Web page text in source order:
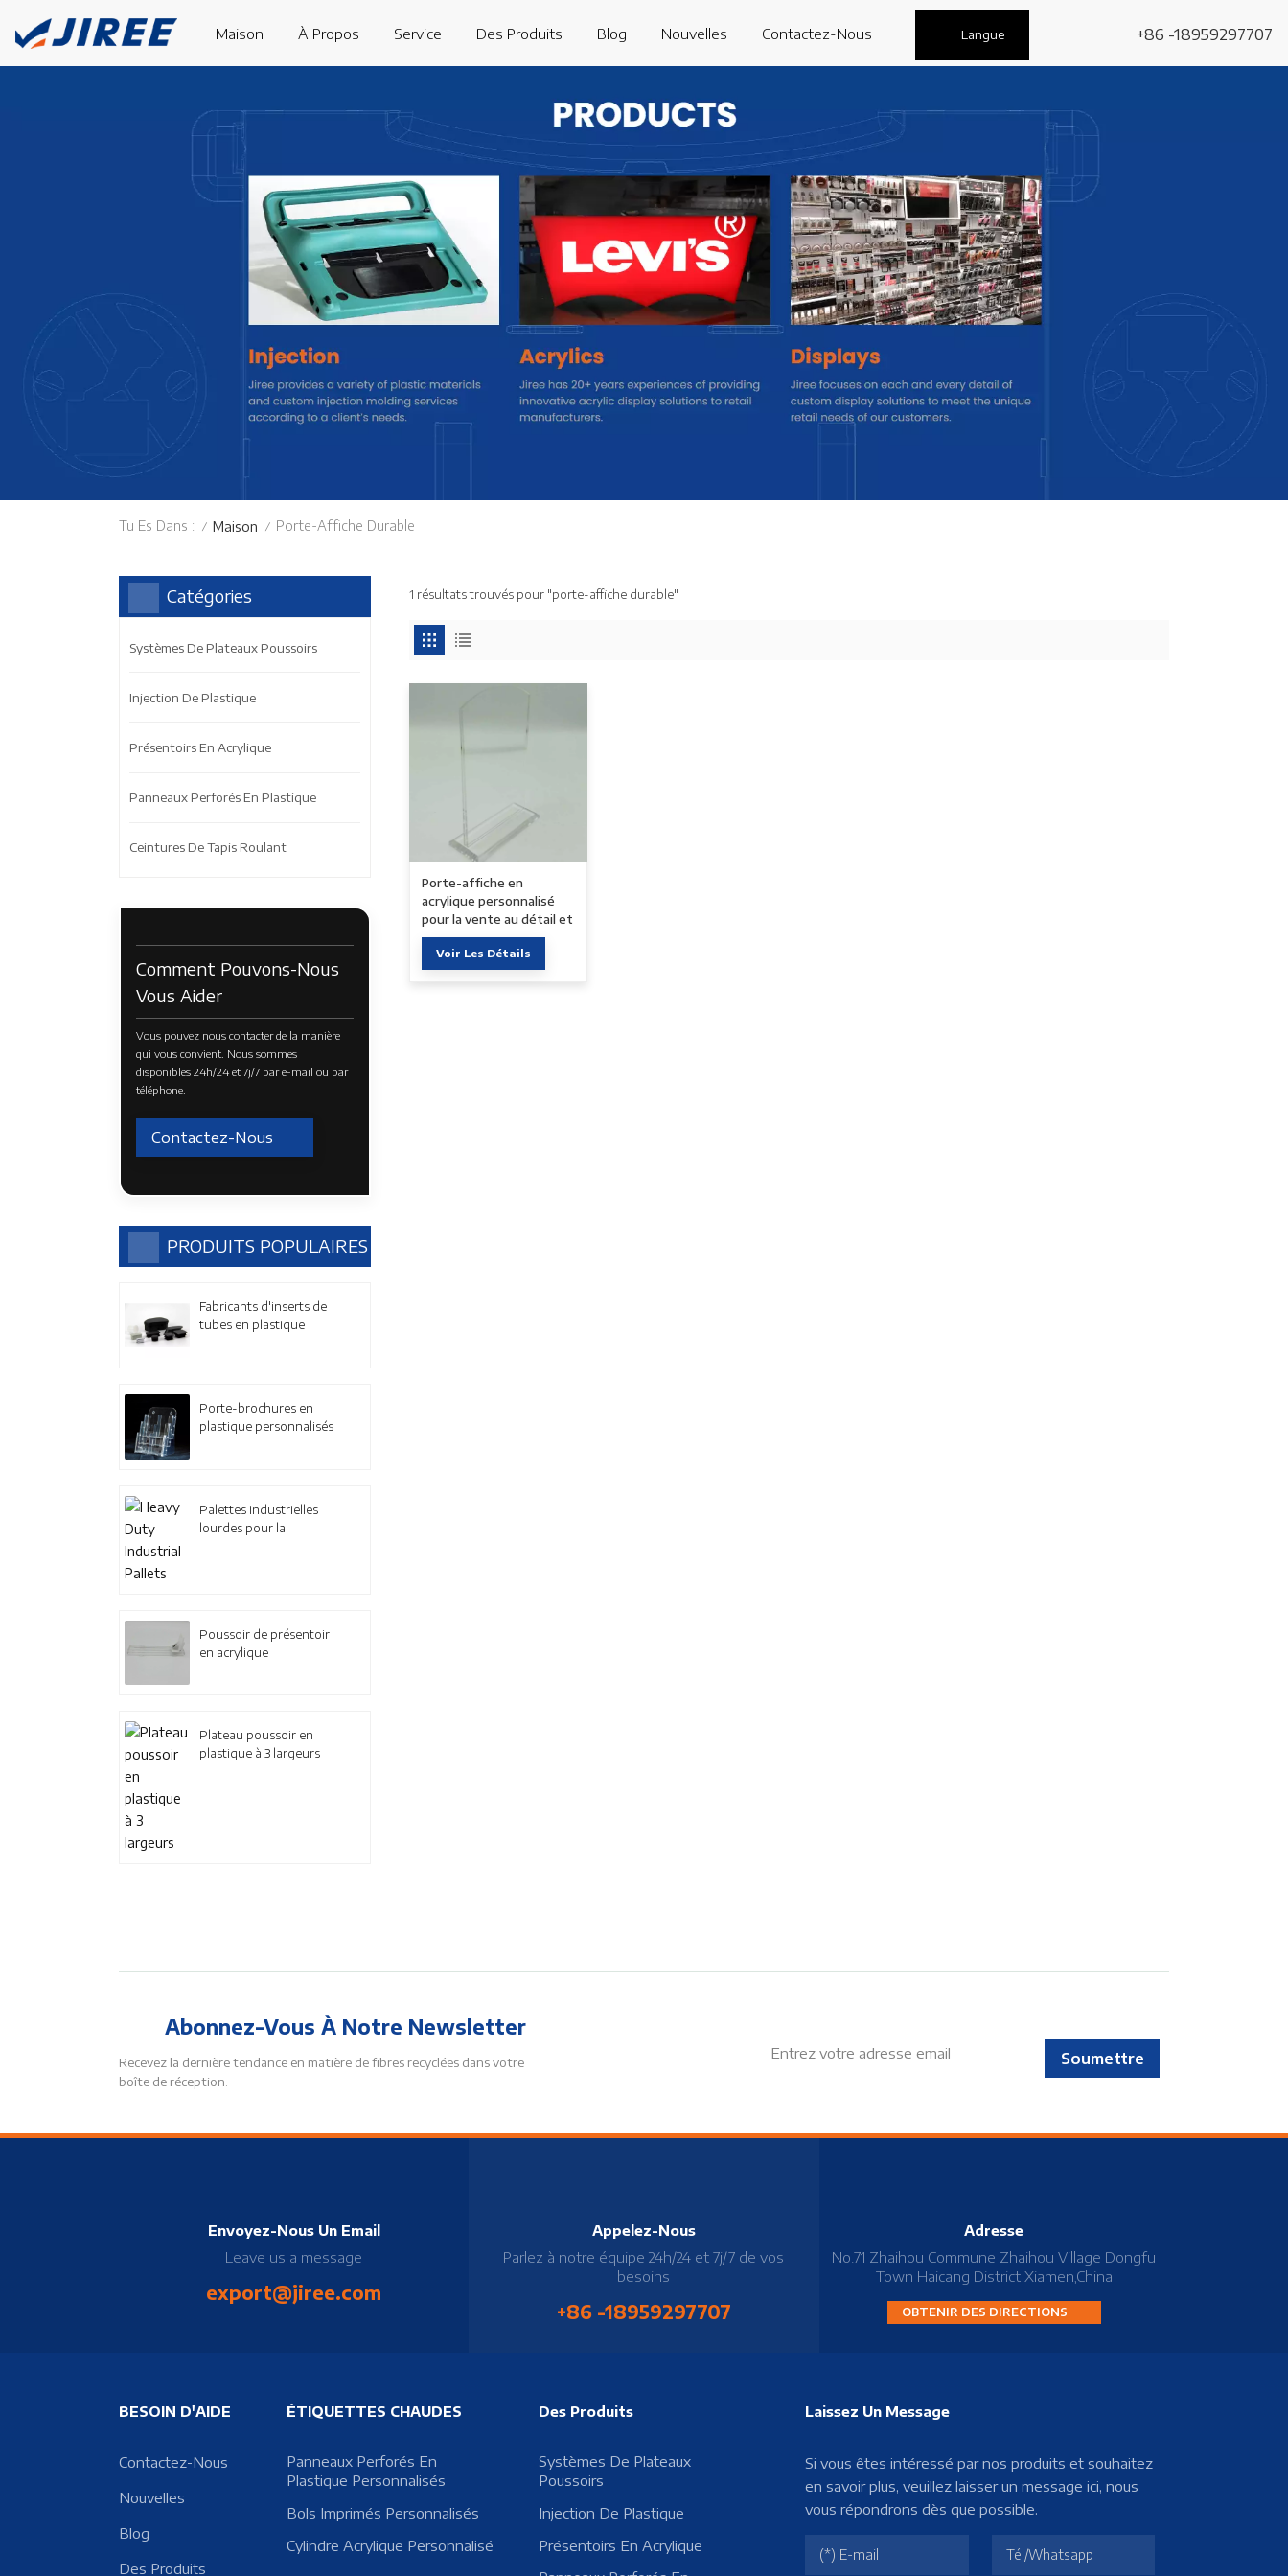
+86 -18959297707
Langue
Maison À Propos Service Des Produits Blog Nouvelles Contactez-Nous
Tu Es Dans : / Maison / Porte-Affiche Durable
1 résultats trouvés pour "porte-affiche durable"
Porte-affiche en
acrylique personnalisé
pour la vente au détail et
les entreprises
Voir Les Détails
Catégories
Systèmes De Plateaux Poussoirs
Injection De Plastique
Présentoirs En Acrylique
Panneaux Perforés En Plastique
Ceintures De Tapis Roulant
Comment Pouvons-Nous
Vous Aider
Vous pouvez nous contacter de la manière
qui vous convient. Nous sommes
disponibles 24h/24 et 7j/7 par e-mail ou par
téléphone.
Contactez-Nous
PRODUITS POPULAIRES
Fabricants d'inserts de
tubes en plastique
Porte-brochures en
plastique personnalisés
Palettes industrielles
lourdes pour la
Poussoir de présentoir
en acrylique
Plateau poussoir en
plastique à 3 largeurs
Abonnez-Vous À Notre Newsletter
Recevez la dernière tendance en matière de fibres recyclées dans votre
boîte de réception.
Soumettre
Envoyez-Nous Un Email
Leave us a message
export@jiree.com
Appelez-Nous
Parlez à notre équipe 24h/24 et 7j/7 de vos
besoins
+86 -18959297707
Adresse
No.71 Zhaihou Commune Zhaihou Village Dongfu
Town Haicang District Xiamen,China
OBTENIR DES DIRECTIONS
BESOIN D'AIDE
Contactez-Nous
Nouvelles
Blog
Des Produits
ÉTIQUETTES CHAUDES
Panneaux Perforés En
Plastique Personnalisés
Bols Imprimés Personnalisés
Cylindre Acrylique Personnalisé
Des Produits
Systèmes De Plateaux
Poussoirs
Injection De Plastique
Présentoirs En Acrylique
Laissez Un Message
Si vous êtes intéressé par nos produits et souhaitez
en savoir plus, veuillez laisser un message ici, nous
vous répondrons dès que possible.